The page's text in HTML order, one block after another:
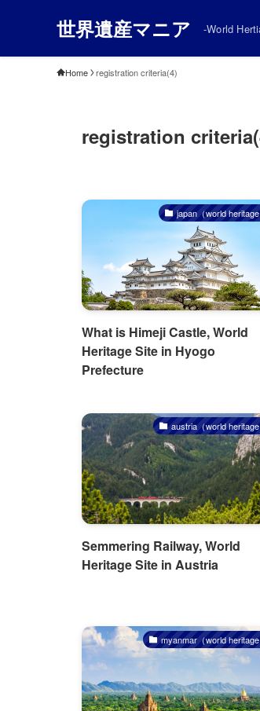
世界遺産マニア -World
Home registration criteria(4)
registration
japan（world
What is Himeji Castle, World
Heritage Site in Hyogo
Prefecture
austria（world
Semmering Railway, World
Heritage Site in Austria
myanmar（world